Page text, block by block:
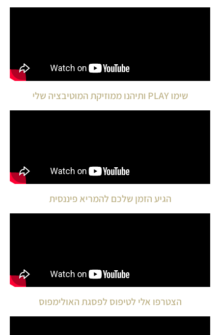
שימו PLAY ותיהנו ממוזיקת המוטיבציה שלי
הגיע הזמן שלכם להמריא פיננסית
הצטרפו אלי לטיפוס לפסגת האולימפוס